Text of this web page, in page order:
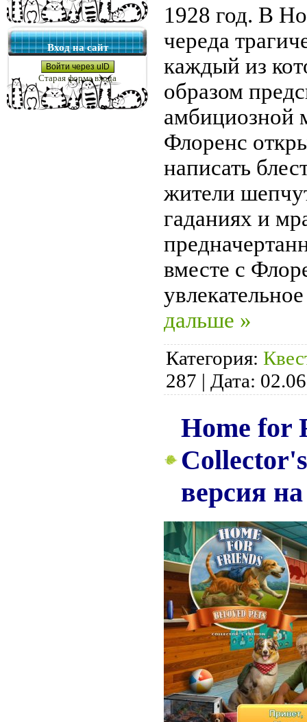
Вход на сайт
Войти через uID
Старая форма входа
1928 год. В
череда
каждый из
образом
амбициозной
Флоренс
написать
жители
гаданиях и
вместе с
дальше »
Категория:
287 | Дата:
Home for
версия